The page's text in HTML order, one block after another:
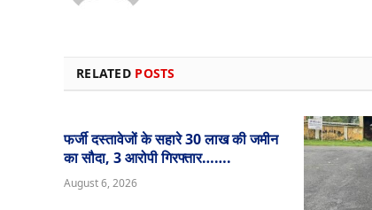
RELATED POSTS
फर्जी दस्तावेजों के सहारे 30 लाख की जमीन
का सौदा, 3 आरोपी गिरफ्तार…….
August 6, 2026